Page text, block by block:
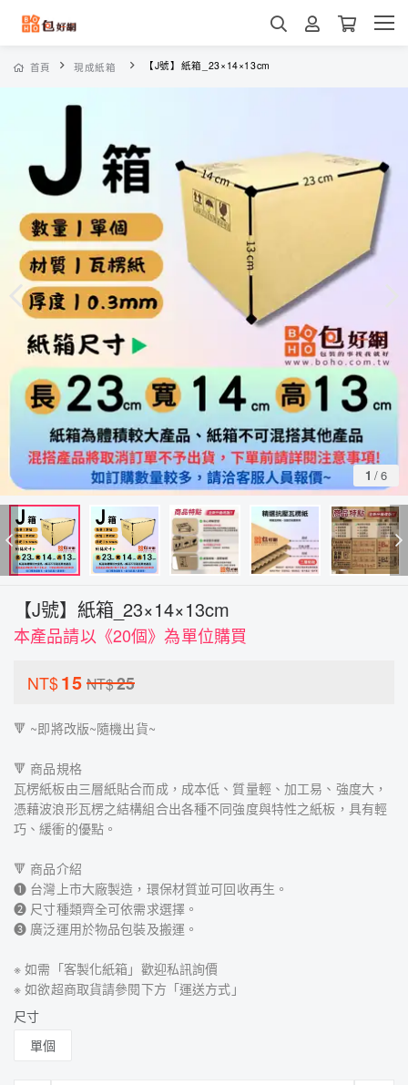
首頁 現成紙箱 【J號】紙箱_23×14×13cm
1 /6
【J號】紙箱_23×14×13cm
本產品請以《20個》為單位購買
NT$15 NT$25
🔻 ~即將改版~隨機出貨~
🔻 商品規格
瓦楞紙板由三層紙貼合而成，成本低、質量輕、加工易、強度大，
憑藉波浪形瓦楞之結構組合出各種不同強度與特性之紙板，具有輕
巧、緩衝的優點。
🔻 商品介紹
➊ 台灣上市大廠製造，環保材質並可回收再生。
➋ 尺寸種類齊全可依需求選擇。
➌ 廣泛運用於物品包裝及搬運。
※ 如需「客製化紙箱」歡迎私訊詢價
※ 如欲超商取貨請參閱下方「運送方式」
尺寸
單個